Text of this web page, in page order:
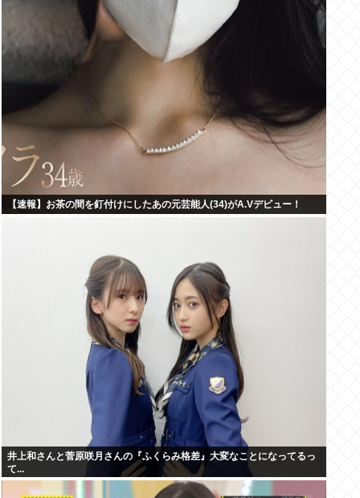
【速報】お茶の間を釘付けにしたあの元芸能人(34)がA.Vデビュー！
井上和さんと菅原咲月さんの『ふくらみ格差』大変なことになってるっ
て...